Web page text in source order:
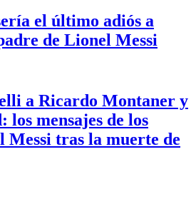
el último adiós a
de Lionel Messi
a Ricardo Montaner y
mensajes de los
Messi tras la muerte de